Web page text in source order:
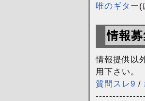
唯のギター(
情報募
情報提供以
用下さい。
質問スレ9 /